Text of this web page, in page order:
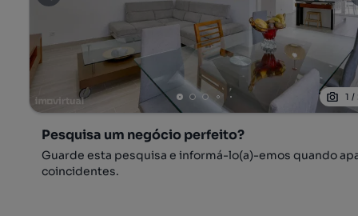
1 /
Pesquisa um negócio perfeito?
Guarde esta pesquisa e informá-lo(a)-emos quando
coincidentes.